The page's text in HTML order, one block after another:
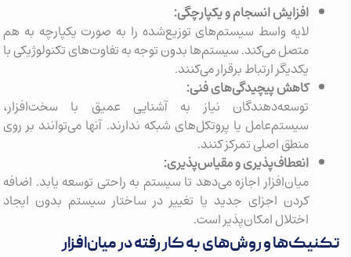
افزایش انسجام و یکپارچگی:
لایه واسط سیستم‌های توزیع‌شده را به صورت یکپارچه به هم
متصل می‌کند. سیستم‌ها بدون توجه به تفاوت‌های تکنولوژیکی با
یکدیگر ارتباط برقرار می‌کنند.
کاهش پیچیدگی‌های فنی:
توسعه‌دهندگان نیاز به آشنایی عمیق با سخت‌افزار،
سیستم‌عامل یا پروتکل‌های شبکه ندارند. آنها می‌توانند بر روی
منطق اصلی تمرکز کنند.
انعطاف‌پذیری و مقیاس‌پذیری:
میان‌افزار اجازه می‌دهد تا سیستم به راحتی توسعه یابد. اضافه
کردن اجزای جدید یا تغییر در ساختار سیستم بدون ایجاد
اختلال امکان‌پذیر است.
تکنیک‌ها و روش‌های به کار رفته در میان‌افزار